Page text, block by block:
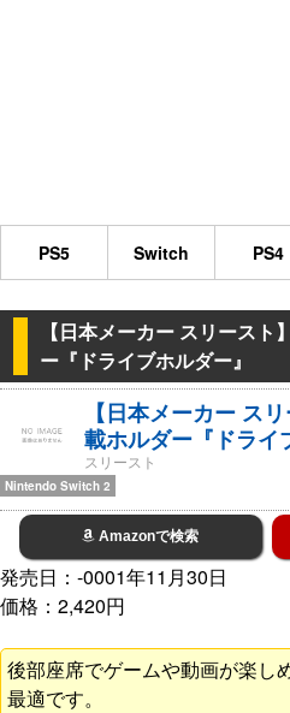
PS5 Switch PS4
【日本メーカー スリース
ー『ドライブホルダー』
【日本メーカー ス
載ホルダー『ドライ
スリースト
Nintendo Switch 2
Amazonで検索
発売日：-0001年11月30日
価格：2,420円
後部座席でゲームや動画が楽し
最適です。